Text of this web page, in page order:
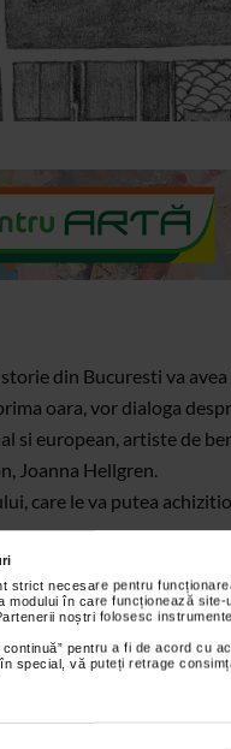
strict necesare pentru
modului în care funcționează
noștri folosesc
pentru a fi de acord cu
special, vă puteți retrage
din Bucuresti va
oara, vor dialoga
european, artiste de
Joanna Hellgren.
care le va putea
Adrian Cioroianu,